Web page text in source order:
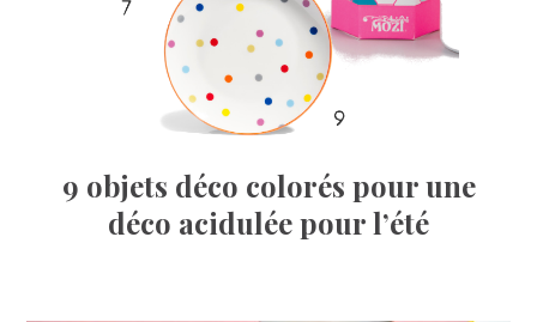
9 objets déco colorés pour une
déco acidulée pour l’été